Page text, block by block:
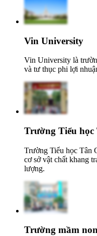
Vin University
Vin University là
và tư thục phi lợi
Trường Tiểu học
Trường Tiểu học Tân
cơ sở vật chất khang
lượng.
Trường mầm